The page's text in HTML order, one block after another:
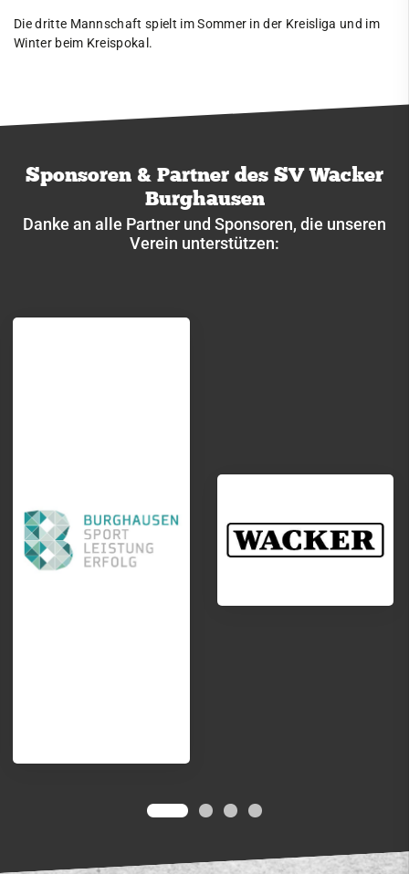
Die dritte Mannschaft spielt im Sommer in der Kreisliga und im
Winter beim Kreispokal.
Sponsoren & Partner des SV Wacker
Burghausen
Danke an alle Partner und Sponsoren, die unseren
Verein unterstützen: